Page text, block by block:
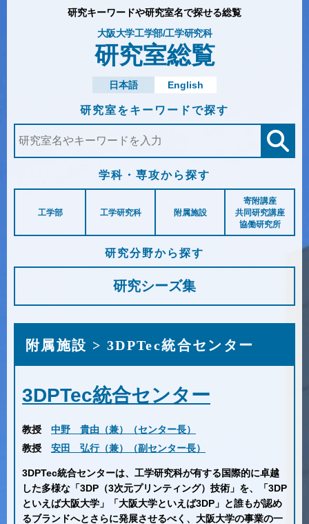
研究キーワードや研究室名で探せる総覧
大阪大学工学部/工学研究科
研究室総覧
日本語 English
研究室をキーワードで探す
学科・専攻から探す
工学部 工学研究科 附属施設
寄附講座
共同研究講座
協働研究所
研究分野から探す
研究シーズ集
附属施設 > 3DPTec統合センター
3DPTec統合センター
教授
中野 貴由（兼）（センター長）
教授
安田 弘行（兼）（副センター長）
3DPTec統合センターは、工学研究科が有する国際的に卓越
した多様な「3DP（3次元プリンティング）技術」を、「3DP
といえば大阪大学」「大阪大学といえば3DP」と誰もが認め
るブランドへとさらに発展させるべく、大阪大学の事業の一